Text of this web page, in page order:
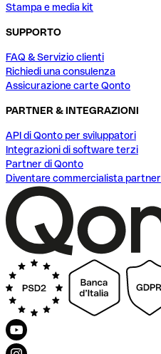
Stampa e media kit
SUPPORTO
FAQ & Servizio clienti
Richiedi una consulenza
Assicurazione carte Qonto
PARTNER & INTEGRAZIONI
API di Qonto per sviluppatori
Integrazioni di software terzi
Partner di Qonto
Diventare commercialista partner